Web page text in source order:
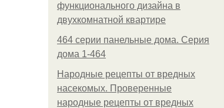
функционального дизайна в
двухкомнатной квартире
464 серии панельные дома. Серия
дома 1-464
Народные рецепты от вредных
насекомых. Проверенные
народные рецепты от вредных